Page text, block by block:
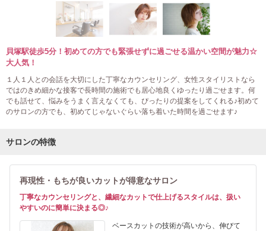
貝塚駅徒歩5分！初めての方でも緊張せずに過ごせる温かい空間が魅力☆
大人気！
１人１人との会話を大切にした丁寧なカウンセリング、女性スタイリストなら
ではのきめ細かな接客で長時間の施術でも居心地良くゆったり過ごせます。何
でも話せて、悩みをうまく言えなくても、ぴったりの提案をしてくれる♪初めて
のサロンの方でも、初めてじゃないぐらい落ち着いた時間を過ごせます♪
サロンの特徴
再現性・もちが良いカットが得意なサロン
丁寧なカウンセリングと、繊細なカットで仕上げるスタイルは、扱い
やすいのに簡単に決まる◎♪
ベースカットの技術が高いから、伸びて